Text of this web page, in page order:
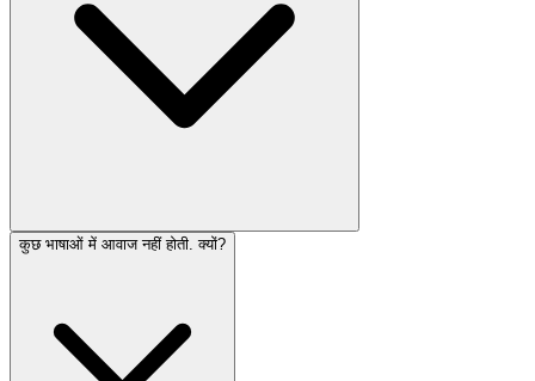
कुछ भाषाओं में आवाज नहीं होती. क्यों?